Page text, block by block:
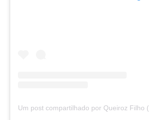
Um post compartilhado por Queiroz Filho